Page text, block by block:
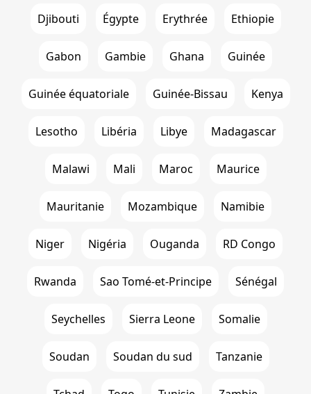
Djibouti Égypte Erythrée Ethiopie
Gabon Gambie Ghana Guinée
Guinée équatoriale Guinée-Bissau Kenya
Lesotho Libéria Libye Madagascar
Malawi Mali Maroc Maurice
Mauritanie Mozambique Namibie
Niger Nigéria Ouganda RD Congo
Rwanda Sao Tomé-et-Principe Sénégal
Seychelles Sierra Leone Somalie
Soudan Soudan du sud Tanzanie